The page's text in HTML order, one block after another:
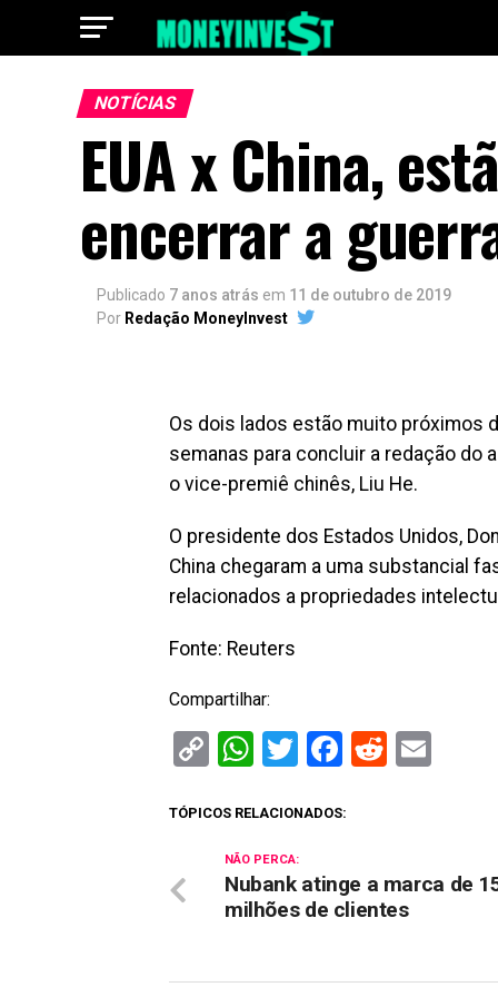
NOTÍCIAS
EUA x China,
encerrar a
Publicado 7 anos atrás em 11 de outubro de 2019
Por Redação MoneyInvest
Os dois lados estão muito próximos
semanas para concluir a redação do
o vice-premiê chinês, Liu He.
O presidente dos Estados Unidos,
China chegaram a uma substancial
relacionados a propriedades
Fonte: Reuters
Compartilhar:
CopyWhatsApp
Twitter
Facebook
Reddit
TÓPICOS RELACIONADOS:
NÃO PERCA:
Nubank atinge a marca de
milhões de clientes